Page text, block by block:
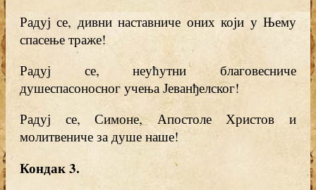
Радуј се, дивни наставниче оних који у Њему
спасење траже!
Радуј се, неућутни благовесниче
душеспасоносног учења Јеванђелског!
Радуј се, Симоне, Апостоле Христов и
молитвениче за душе наше!
Кондак 3.